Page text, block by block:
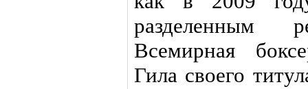
разделенным
Всемирная
Гила своего